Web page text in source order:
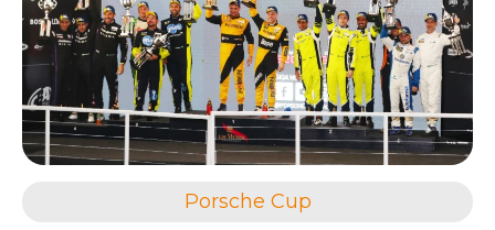
Porsche Cup